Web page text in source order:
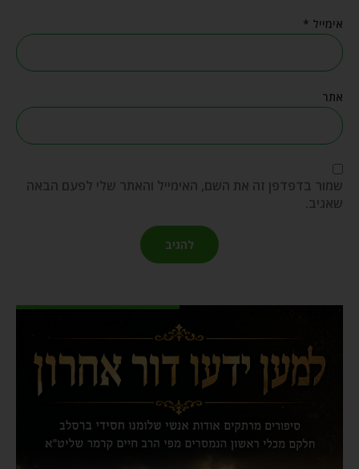
אימייל *
אתר
שמור בדפדפן זה את השם, האימייל והאתר שלי לפעם הבאה
שאגיב.